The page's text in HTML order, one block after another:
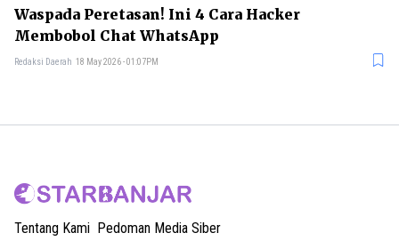
Waspada Peretasan! Ini 4 Cara Hacker
Membobol Chat WhatsApp
Redaksi Daerah 18 May 2026 - 01:07PM
Tentang Kami Pedoman Media Siber